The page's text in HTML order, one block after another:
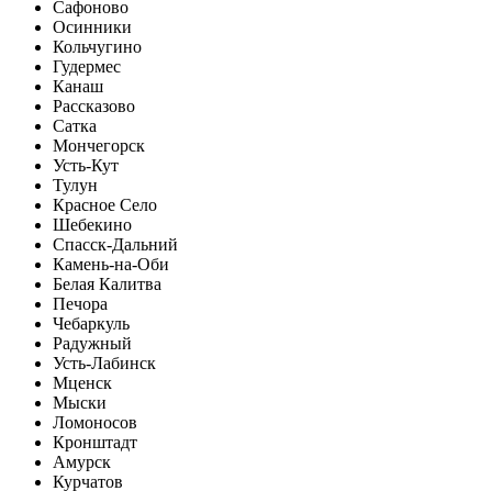
Сафоново
Осинники
Кольчугино
Гудермес
Канаш
Рассказово
Сатка
Мончегорск
Усть-Кут
Тулун
Красное Село
Шебекино
Спасск-Дальний
Камень-на-Оби
Белая Калитва
Печора
Чебаркуль
Радужный
Усть-Лабинск
Мценск
Мыски
Ломоносов
Кронштадт
Амурск
Курчатов